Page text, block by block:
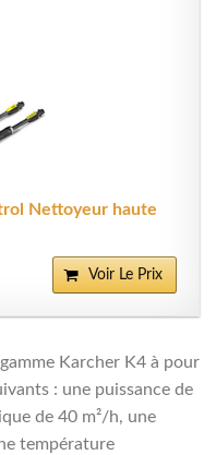
Nettoyeur haute
Voir Le Prix
Karcher K4 à pour
: une puissance de
de 40 m²/h, une
température